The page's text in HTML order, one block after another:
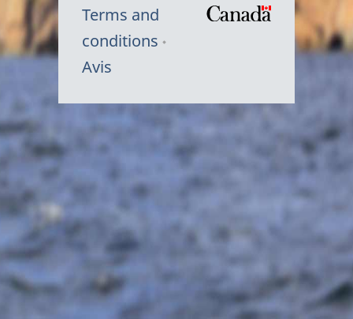
Terms and
conditions
Avis
Symbole
Canada